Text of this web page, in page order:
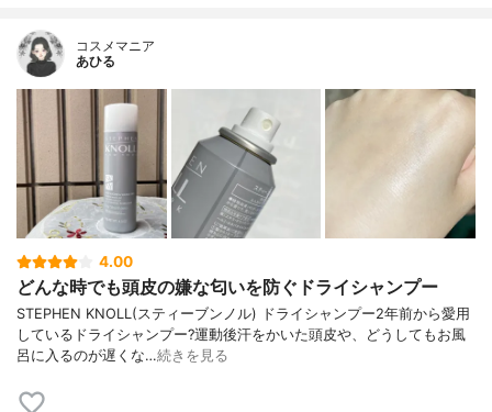
コスメマニア
あひる
4.00
どんな時でも頭皮の嫌な匂いを防ぐドライシャンプー
STEPHEN KNOLL(スティーブンノル) ドライシャンプー2年前から愛用
しているドライシャンプー?運動後汗をかいた頭皮や、どうしてもお風
呂に入るのが遅くな…続きを見る